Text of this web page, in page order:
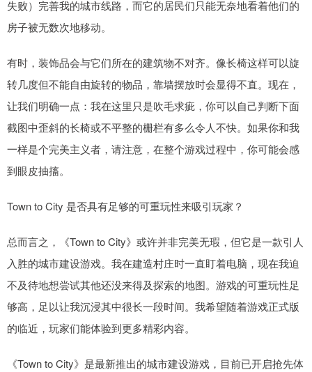
失败）完善我的城市线路，而它的居民们只能无奈地看着他们的
房子被无数次地移动。
有时，装饰品会与它们所在的建筑物不对齐。像长椅这样可以旋
转几度但不能自由旋转的物品，靠墙摆放时会显得不直。现在，
让我们明确一点：我在这里只是吹毛求疵，你可以自己判断下面
截图中歪斜的长椅或不平整的栅栏有多么令人不快。如果你和我
一样是个完美主义者，请注意，在整个游戏过程中，你可能会感
到眼皮抽搐。
Town to City 是否具有足够的可重玩性来吸引玩家？
总而言之，《Town to City》或许并非完美无瑕，但它是一款引人
入胜的城市建设游戏。我在建造村庄时一直盯着电脑，现在我迫
不及待地想尝试其他还没来得及探索的地图。游戏的可重玩性足
够高，足以让我沉浸其中很长一段时间。我希望随着游戏正式版
的临近，玩家们能体验到更多精彩内容。
《Town to City》是最新推出的城市建设游戏，目前已开启抢先体